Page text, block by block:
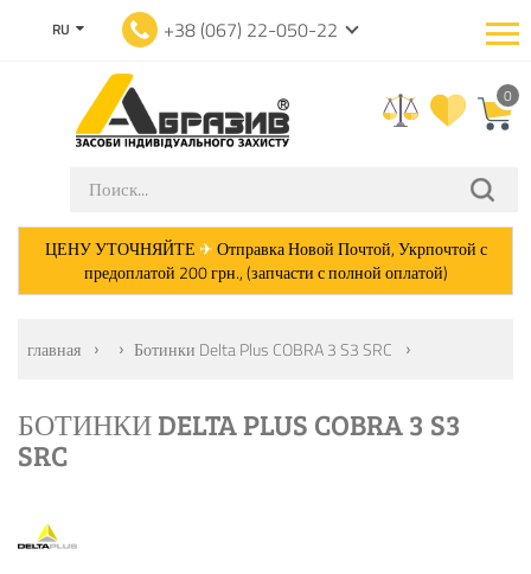
RU +38 (067) 22-050-22
0
ЦЕНУ УТОЧНЯЙТЕ ✈Отправка Новой Почтой, Укрпочтой с
предоплатой 200 грн., (запчасти с полной оплатой)
главная Ботинки Delta Plus COBRA 3 S3 SRC
БОТИНКИ DELTA PLUS COBRA 3 S3
SRC